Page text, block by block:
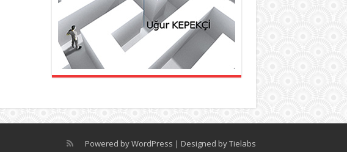
Powered byWordPress | Designed byTielabs